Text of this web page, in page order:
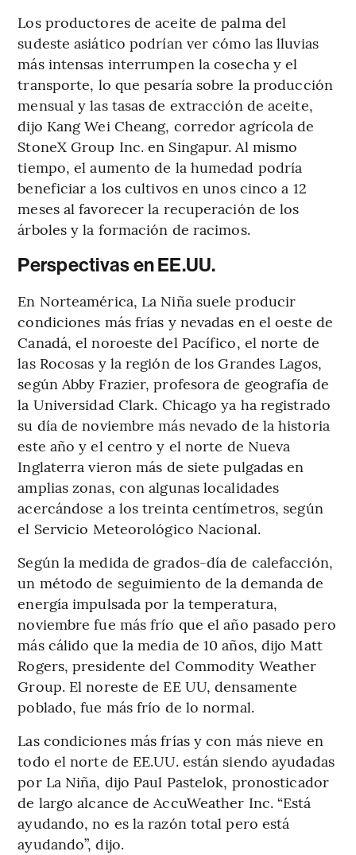
Los productores de aceite de palma del
sudeste asiático podrían ver cómo las lluvias
más intensas interrumpen la cosecha y el
transporte, lo que pesaría sobre la producción
mensual y las tasas de extracción de aceite,
dijo Kang Wei Cheang, corredor agrícola de
StoneX Group Inc. en Singapur. Al mismo
tiempo, el aumento de la humedad podría
beneficiar a los cultivos en unos cinco a 12
meses al favorecer la recuperación de los
árboles y la formación de racimos.
Perspectivas en EE.UU.
En Norteamérica, La Niña suele producir
condiciones más frías y nevadas en el oeste de
Canadá, el noroeste del Pacífico, el norte de
las Rocosas y la región de los Grandes Lagos,
según Abby Frazier, profesora de geografía de
la Universidad Clark. Chicago ya ha registrado
su día de noviembre más nevado de la historia
este año y el centro y el norte de Nueva
Inglaterra vieron más de siete pulgadas en
amplias zonas, con algunas localidades
acercándose a los treinta centímetros, según
el Servicio Meteorológico Nacional.
Según la medida de grados-día de calefacción,
un método de seguimiento de la demanda de
energía impulsada por la temperatura,
noviembre fue más frío que el año pasado pero
más cálido que la media de 10 años, dijo Matt
Rogers, presidente del Commodity Weather
Group. El noreste de EE UU, densamente
poblado, fue más frío de lo normal.
Las condiciones más frías y con más nieve en
todo el norte de EE.UU. están siendo ayudadas
por La Niña, dijo Paul Pastelok, pronosticador
de largo alcance de AccuWeather Inc. “Está
ayudando, no es la razón total pero está
ayudando”, dijo.